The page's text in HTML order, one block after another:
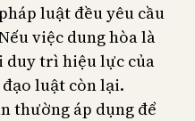
luật đều yêu cầu
việc dung hòa là
duy trì hiệu lực của
luật còn lại.
thường áp dụng để